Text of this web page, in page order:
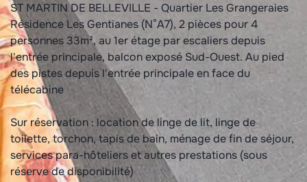
ST MARTIN DE BELLEVILLE - Quartier Les Grangeraies
Résidence Les Gentianes (N°A7), 2 pièces pour 4
personnes 33m², au 1er étage par escaliers depuis
l'entrée principale, balcon exposé Sud-Ouest. Au pied
des pistes depuis l'entrée principale en face du
télécabine
Sur réservation : location de linge de lit, linge de
toilette, torchon, tapis de bain, ménage de fin de séjour,
services para-hôteliers et autres prestations (sous
réserve de disponibilité)